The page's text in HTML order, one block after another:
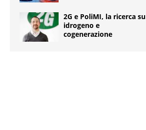
2G e PoliMI, la ricerca su
idrogeno e
cogenerazione